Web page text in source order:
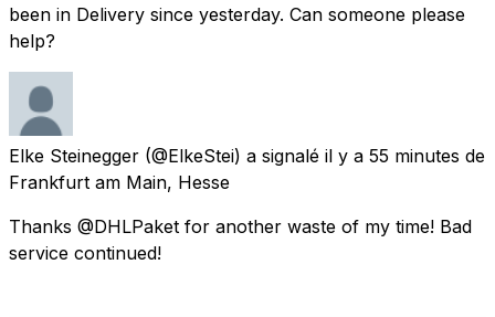
been in Delivery since yesterday. Can someone please
help?
Elke Steinegger (@ElkeStei) a signalé il y a 55 minutes de
Frankfurt am Main, Hesse
Thanks @DHLPaket for another waste of my time! Bad
service continued!